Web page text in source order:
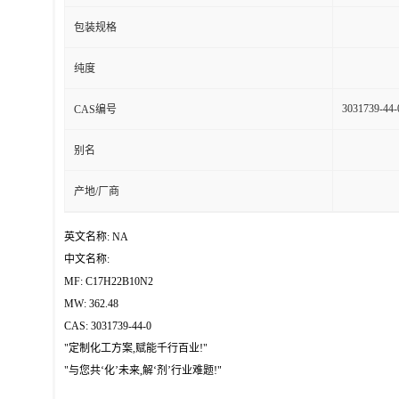
包装规格
纯度
CAS编号 3031739-44-
别名
产地/厂商
英文名称: NA
中文名称:
MF: C17H22B10N2
MW: 362.48
CAS: 3031739-44-0
"定制化工方案,赋能千行百业!"
"与您共‘化’未来,解‘剂’行业难题!"